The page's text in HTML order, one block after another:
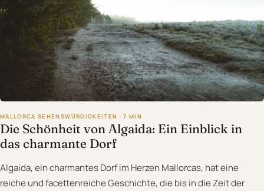
MALLORCA SEHENSWÜRDIGKEITEN · 7 MIN
Die Schönheit von Algaida: Ein Einblick in
das charmante Dorf
Algaida, ein charmantes Dorf im Herzen Mallorcas, hat eine
reiche und facettenreiche Geschichte, die bis in die Zeit der